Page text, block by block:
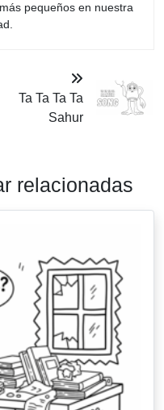
pequeños en nuestra
Ta Ta Ta Ta
Sahur
relacionadas